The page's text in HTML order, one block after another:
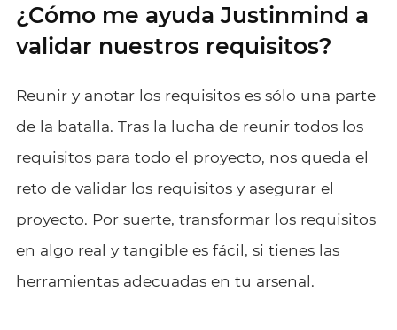
¿Cómo me ayuda Justinmind a
validar nuestros requisitos?
Reunir y anotar los requisitos es sólo una parte
de la batalla. Tras la lucha de reunir todos los
requisitos para todo el proyecto, nos queda el
reto de validar los requisitos y asegurar el
proyecto. Por suerte, transformar los requisitos
en algo real y tangible es fácil, si tienes las
herramientas adecuadas en tu arsenal.